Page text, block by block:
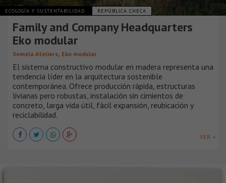
ECOLOGÍA Y SUSTENTABILIDAD REPÚBLICA CHECA
Family and Company Headquarters
Eko modular
Semela Ateliers, Eko modular
El sistema constructivo modular en madera representa una
tendencia líder en la arquitectura sostenible
contemporánea. Ofrece producción rápida, estructuras
livianas pero robustas, instalación sin cimientos de
concreto, larga vida útil, fácil expansión, reubicación y
reciclabilidad.
VER +